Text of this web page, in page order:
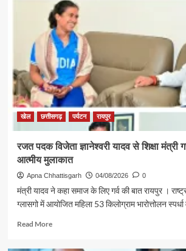
खेल छत्तीसगढ़ पर्यटन रायपुर
रजत पदक विजेता ज्ञानेश्वरी यादव से शिक्षा मंत्री
आत्मीय मुलाकात
Apna Chhattisgarh 04/08/2026 0
मंत्री यादव ने कहा समाज के लिए गर्व की बात रायपुर ।
ग्लासगो में आयोजित महिला 53 किलोग्राम भारोत्तोलन स्पर्धा
Read MoreRead